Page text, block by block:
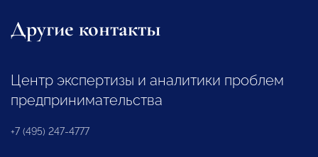
Другие контакты
Центр экспертизы и аналитики проблем
предпринимательства
+7 (495) 247-4777